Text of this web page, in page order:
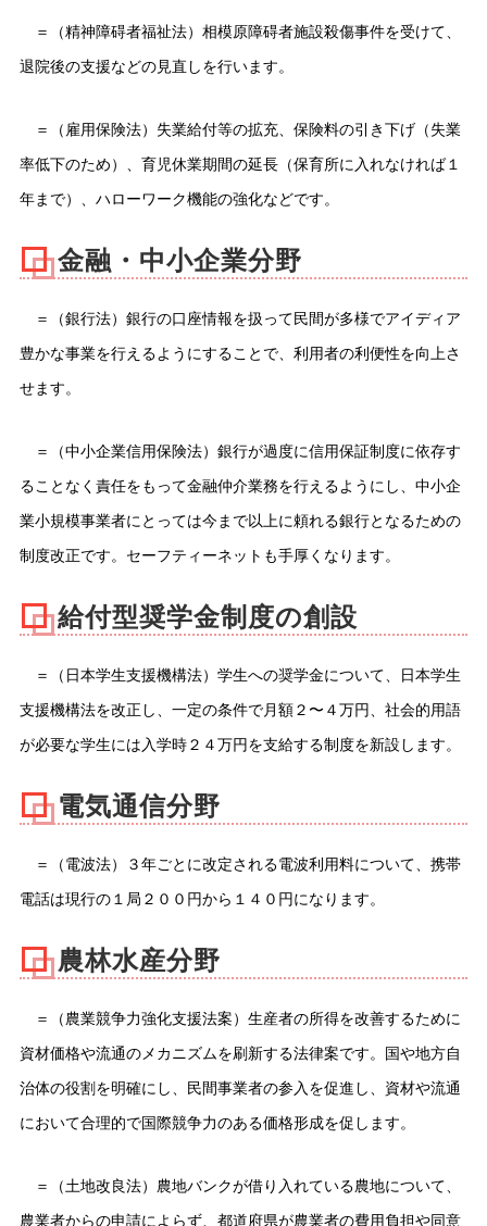
＝（精神障碍者福祉法）相模原障碍者施設殺傷事件を受けて、
退院後の支援などの見直しを行います。
＝（雇用保険法）失業給付等の拡充、保険料の引き下げ（失業
率低下のため）、育児休業期間の延長（保育所に入れなければ１
年まで）、ハローワーク機能の強化などです。
金融・中小企業分野
＝（銀行法）銀行の口座情報を扱って民間が多様でアイディア
豊かな事業を行えるようにすることで、利用者の利便性を向上さ
せます。
＝（中小企業信用保険法）銀行が過度に信用保証制度に依存す
ることなく責任をもって金融仲介業務を行えるようにし、中小企
業小規模事業者にとっては今まで以上に頼れる銀行となるための
制度改正です。セーフティーネットも手厚くなります。
給付型奨学金制度の創設
＝（日本学生支援機構法）学生への奨学金について、日本学生
支援機構法を改正し、一定の条件で月額２〜４万円、社会的用語
が必要な学生には入学時２４万円を支給する制度を新設します。
電気通信分野
＝（電波法）３年ごとに改定される電波利用料について、携帯
電話は現行の１局２００円から１４０円になります。
農林水産分野
＝（農業競争力強化支援法案）生産者の所得を改善するために
資材価格や流通のメカニズムを刷新する法律案です。国や地方自
治体の役割を明確にし、民間事業者の参入を促進し、資材や流通
において合理的で国際競争力のある価格形成を促します。
＝（土地改良法）農地バンクが借り入れている農地について、
農業者からの申請によらず、都道府県が農業者の費用負担や同意